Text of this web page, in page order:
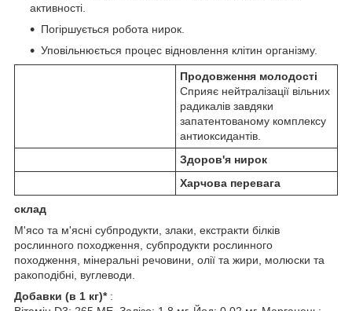
активності.
Погіршується робота нирок.
Уповільнюється процес відновлення клітин організму.
Продовження молодості
Сприяє нейтралізації вільних
радикалів завдяки
запатентованому комплексу
антиоксидантів.
Здоров'я нирок
Харчова перевага
склад
М'ясо та м'ясні субпродукти, злаки, екстракти білків
рослинного походження, субпродукти рослинного
походження, мінеральні речовини, олії та жири, молюски та
ракоподібні, вуглеводи.
Добавки (в 1 кг)*: